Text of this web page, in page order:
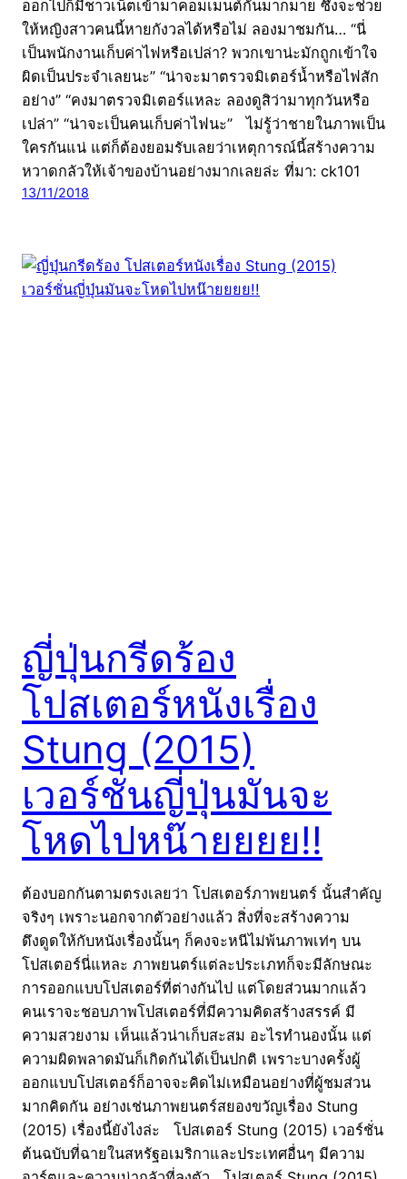
ออกไปก็มีชาวเน็ตเข้ามาคอมเมนต์กันมากมาย ซึ่งจะช่วย
ให้หญิงสาวคนนี้หายกังวลได้หรือไม่ ลองมาชมกัน… “นี่
เป็นพนักงานเก็บค่าไฟหรือเปล่า? พวกเขาน่ะมักถูกเข้าใจ
ผิดเป็นประจำเลยนะ” “น่าจะมาตรวจมิเตอร์น้ำหรือไฟสัก
อย่าง” “คงมาตรวจมิเตอร์แหละ ลองดูสิว่ามาทุกวันหรือ
เปล่า” “น่าจะเป็นคนเก็บค่าไฟนะ” ไม่รู้ว่าชายในภาพเป็น
ใครกันแน่ แต่ก็ต้องยอมรับเลยว่าเหตุการณ์นี้สร้างความ
หวาดกลัวให้เจ้าของบ้านอย่างมากเลยล่ะ ที่มา: ck101
13/11/2018
ญี่ปุ่นกรีดร้อง
โปสเตอร์หนังเรื่อง
Stung (2015)
เวอร์ชั่นญี่ปุ่นมันจะ
โหดไปหน๊ายยยย!!
ต้องบอกกันตามตรงเลยว่า โปสเตอร์ภาพยนตร์ นั้นสำคัญ
จริงๆ เพราะนอกจากตัวอย่างแล้ว สิ่งที่จะสร้างความ
ดึงดูดให้กับหนังเรื่องนั้นๆ ก็คงจะหนีไม่พ้นภาพเท่ๆ บน
โปสเตอร์นี่แหละ ภาพยนตร์แต่ละประเภทก็จะมีลักษณะ
การออกแบบโปสเตอร์ที่ต่างกันไป แต่โดยส่วนมากแล้ว
คนเราจะชอบภาพโปสเตอร์ที่มีความคิดสร้างสรรค์ มี
ความสวยงาม เห็นแล้วน่าเก็บสะสม อะไรทำนองนั้น แต่
ความผิดพลาดมันก็เกิดกันได้เป็นปกติ เพราะบางครั้งผู้
ออกแบบโปสเตอร์ก็อาจจะคิดไม่เหมือนอย่างที่ผู้ชมส่วน
มากคิดกัน อย่างเช่นภาพยนตร์สยองขวัญเรื่อง Stung
(2015) เรื่องนี้ยังไงล่ะ โปสเตอร์ Stung (2015) เวอร์ชั่น
ต้นฉบับที่ฉายในสหรัฐอเมริกาและประเทศอื่นๆ มีความ